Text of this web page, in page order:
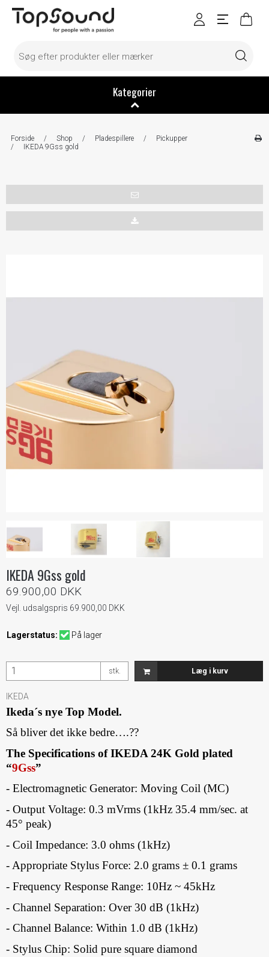
Kategorier
Forside / Shop / Pladespillere /
Pickupper
/
IKEDA 9Gss gold
IKEDA 9Gss gold
69.900,00 DKK
Vejl. udsalgspris 69.900,00 DKK
Lagerstatus: På lager
stk. Læg i kurv
IKEDA
Ikeda´s nye Top Model.
Så bliver det ikke bedre….??
The Specifications of IKEDA 24K Gold plated
“9Gss”
- Electromagnetic Generator: Moving Coil (MC)
- Output Voltage: 0.3 mVrms (1kHz 35.4 mm/sec. at
45° peak)
- Coil Impedance: 3.0 ohms (1kHz)
- Appropriate Stylus Force: 2.0 grams ± 0.1 grams
- Frequency Response Range: 10Hz ~ 45kHz
- Channel Separation: Over 30 dB (1kHz)
- Channel Balance: Within 1.0 dB (1kHz)
- Stylus Chip: Solid pure square diamond